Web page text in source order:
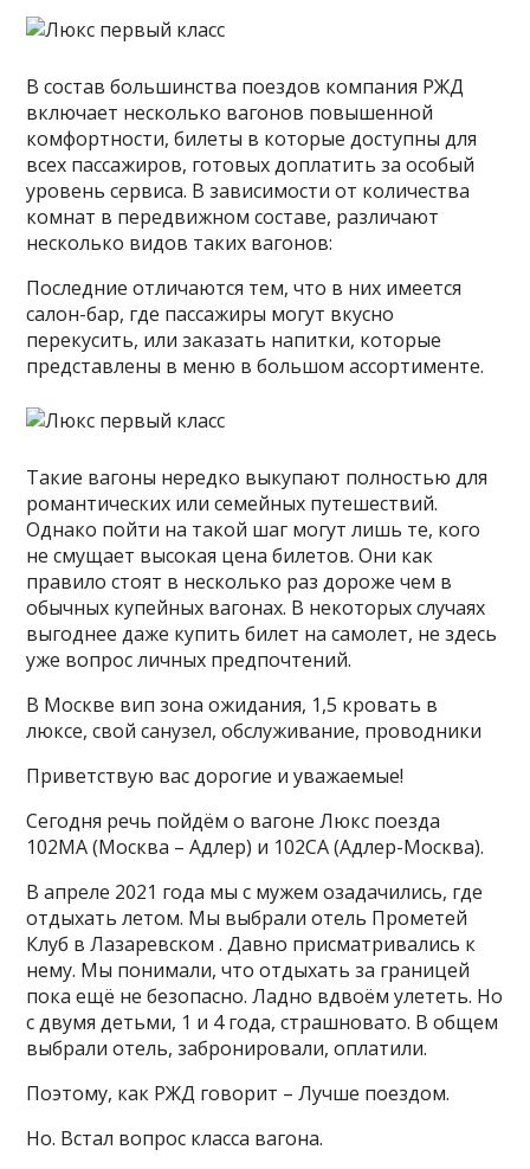
В состав большинства поездов компания РЖД
включает несколько вагонов повышенной
комфортности, билеты в которые доступны для
всех пассажиров, готовых доплатить за особый
уровень сервиса. В зависимости от количества
комнат в передвижном составе, различают
несколько видов таких вагонов:
Последние отличаются тем, что в них имеется
салон-бар, где пассажиры могут вкусно
перекусить, или заказать напитки, которые
представлены в меню в большом ассортименте.
Такие вагоны нередко выкупают полностью для
романтических или семейных путешествий.
Однако пойти на такой шаг могут лишь те, кого
не смущает высокая цена билетов. Они как
правило стоят в несколько раз дороже чем в
обычных купейных вагонах. В некоторых случаях
выгоднее даже купить билет на самолет, не здесь
уже вопрос личных предпочтений.
В Москве вип зона ожидания, 1,5 кровать в
люксе, свой санузел, обслуживание, проводники
Приветствую вас дорогие и уважаемые!
Сегодня речь пойдём о вагоне Люкс поезда
102МА (Москва – Адлер) и 102СА (Адлер-Москва).
В апреле 2021 года мы с мужем озадачились, где
отдыхать летом. Мы выбрали отель Прометей
Клуб в Лазаревском . Давно присматривались к
нему. Мы понимали, что отдыхать за границей
пока ещё не безопасно. Ладно вдвоём улететь. Но
с двумя детьми, 1 и 4 года, страшновато. В общем
выбрали отель, забронировали, оплатили.
Поэтому, как РЖД говорит – Лучше поездом.
Но. Встал вопрос класса вагона.